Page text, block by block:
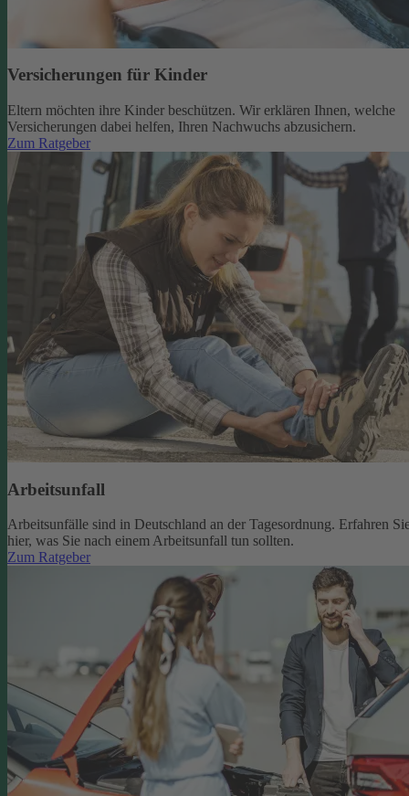
Versicherungen für Kinder
Eltern möchten ihre Kinder beschützen. Wir erklären Ihnen, welche
Versicherungen dabei helfen, Ihren Nachwuchs abzusichern.
Zum Ratgeber
Arbeitsunfall
Arbeitsunfälle sind in Deutschland an der Tagesordnung. Erfahren
hier, was Sie nach einem Arbeitsunfall tun sollten.
Zum Ratgeber